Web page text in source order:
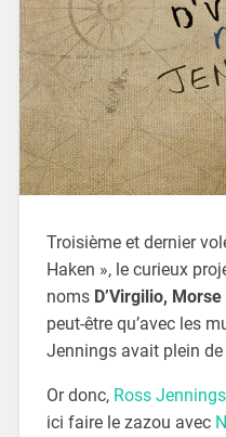
Troisième et dernier
Haken », le curieux
noms D’Virgilio,
peut-être qu’avec les
Jennings avait plein
Or donc, Ross Jennings
ici faire le zazou avec